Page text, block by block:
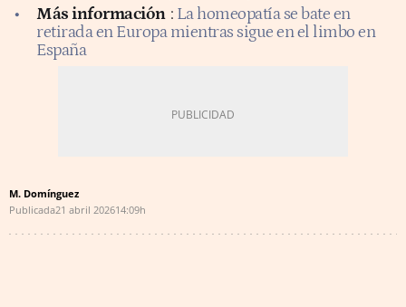
Más información : La homeopatía se bate en
retirada en Europa mientras sigue en el limbo en
España
M. Domínguez
Publicada21 abril 202614:09h